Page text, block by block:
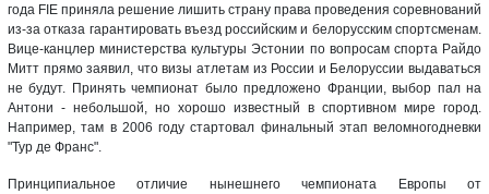
года FIE приняла решение лишить страну права проведения соревнований
из-за отказа гарантировать въезд российским и белорусским спортсменам.
Вице-канцлер министерства культуры Эстонии по вопросам спорта Райдо
Митт прямо заявил, что визы атлетам из России и Белоруссии выдаваться
не будут. Принять чемпионат было предложено Франции, выбор пал на
Антони - небольшой, но хорошо известный в спортивном мире город.
Например, там в 2006 году стартовал финальный этап веломногодневки
"Тур де Франс".
Принципиальное отличие нынешнего чемпионата Европы от